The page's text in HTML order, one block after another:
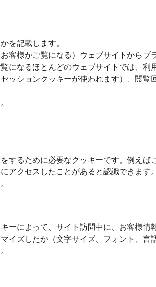
を記載します。
客様がご覧になる）ウェブサイトからブ
なるほとんどのウェブサイトでは、利
ッションクッキーが使われます）、閲覧
するために必要なクッキーです。例えば
アクセスしたことがあると認識できます
によって、サイト訪問中に、お客様情
イズしたか（文字サイズ、フォント、言